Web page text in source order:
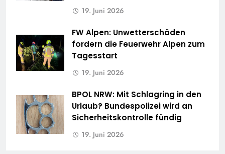
19. Juni 2026
FW Alpen: Unwetterschäden
fordern die Feuerwehr Alpen zum
Tagesstart
19. Juni 2026
BPOL NRW: Mit Schlagring in den
Urlaub? Bundespolizei wird an
Sicherheitskontrolle fündig
19. Juni 2026